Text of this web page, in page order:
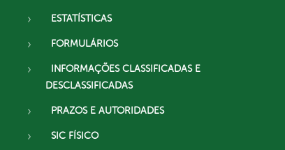
ESTATÍSTICAS
FORMULÁRIOS
INFORMAÇÕES CLASSIFICADAS E
DESCLASSIFICADAS
PRAZOS E AUTORIDADES
SIC FÍSICO